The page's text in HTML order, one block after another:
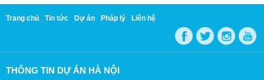
Trang chủ Tin tức Dự án Pháp lý Liên hệ
THÔNG TIN DỰ ÁN HÀ NỘI